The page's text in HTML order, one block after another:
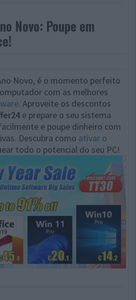
Novo: Poupe em
Novo, é o momento perfeito
com as melhores
. Aproveite os descontos
e prepare o seu sistema
e poupe dinheiro com
Descubra como ativar o
todo o potencial do seu PC!